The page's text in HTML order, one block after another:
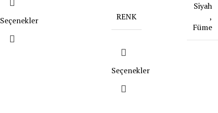
Seçenekler RENK
Siyah
,
Füme
Seçenekler